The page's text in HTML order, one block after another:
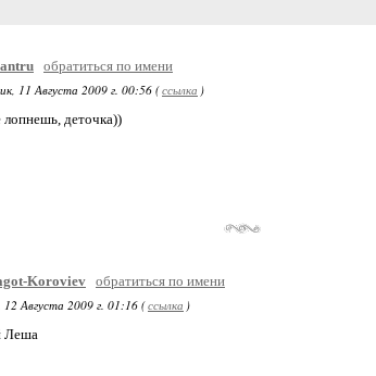
обратиться по имени
11 Августа 2009 г. 00:56 (ссылка )
деточка))
Koroviev обратиться по имени
12 Августа 2009 г. 01:16 (ссылка )
Леша